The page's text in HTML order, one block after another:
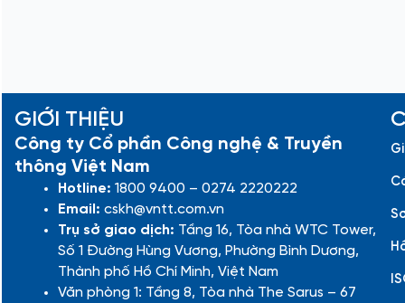
GIỚI THIỆU
Công ty Cổ phần Công nghệ & Truyền
thông Việt Nam
Hotline: 1800 9400 – 0274 2220222
Email: cskh@vntt.com.vn
Trụ sở giao dịch: Tầng 16, Tòa nhà WTC Tower,
Số 1 Đường Hùng Vương, Phường Bình Dương,
Thành phố Hồ Chí Minh, Việt Nam
Văn phòng 1: Tầng 8, Tòa nhà The Sarus – 67